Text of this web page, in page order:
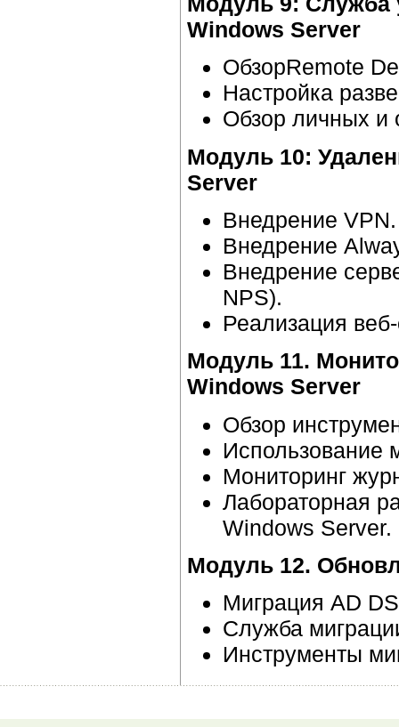
Windows Server
ОбзорRemote
Настройка
Обзор личных и
Модуль 10:
Server
Внедрение VPN.
Внедрение
Внедрение
NPS).
Реализация
Модуль 11.
Windows Server
Обзор
Использование
Мониторинг
Лабораторная
Windows Server.
Модуль 12.
Миграция AD
Служба
Инструменты